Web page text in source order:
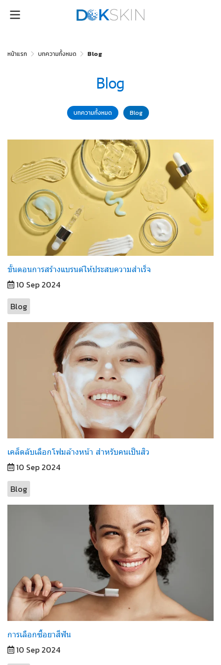
หน้าแรก บทความทั้งหมด Blog
Blog
บทความทั้งหมด Blog
ขั้นตอนการสร้างแบรนด์ให้ประสบความสำเร็จ
10 Sep 2024
Blog
เคล็ดลับเลือกโฟมล้างหน้า สำหรับคนเป็นสิว
10 Sep 2024
Blog
การเลือกซื้อยาสีฟัน
10 Sep 2024